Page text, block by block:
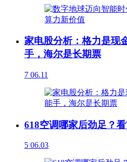
家电股分析：格力是现
手，海尔是长期票
7 06.11
618空调哪家后劲足？
5 06.03